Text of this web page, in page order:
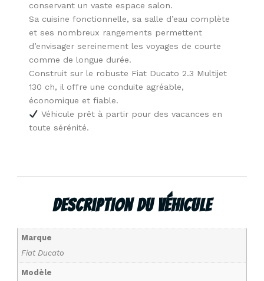
conservant un vaste espace salon.
Sa cuisine fonctionnelle, sa salle d’eau complète
et ses nombreux rangements permettent
d’envisager sereinement les voyages de courte
comme de longue durée.
Construit sur le robuste Fiat Ducato 2.3 Multijet
130 ch, il offre une conduite agréable,
économique et fiable.
Véhicule prêt à partir pour des vacances en
toute sérénité.
Description Du Véhicule
Marque
Fiat Ducato
Modèle